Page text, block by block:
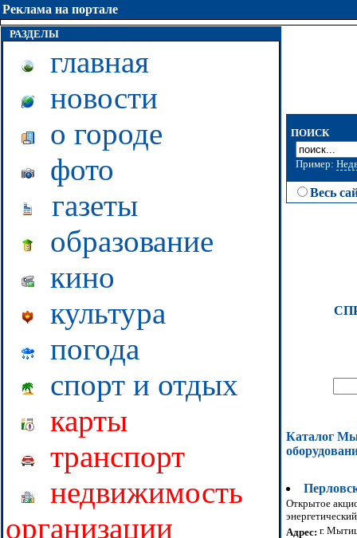
Реклама на портале
РАЗДЕЛЫ
главная
новости
о городе
фото
газеты
образование
кино
культура
погода
спорт и отдых
карты
транспорт
недвижимость
организации
ПОИСК
Пример:
Весь
Каталог
Открытое
Адрес: г.